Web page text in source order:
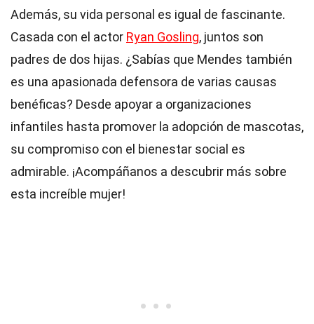
Además, su vida personal es igual de fascinante.
Casada con el actor Ryan Gosling, juntos son
padres de dos hijas. ¿Sabías que Mendes también
es una apasionada defensora de varias causas
benéficas? Desde apoyar a organizaciones
infantiles hasta promover la adopción de mascotas,
su compromiso con el bienestar social es
admirable. ¡Acompáñanos a descubrir más sobre
esta increíble mujer!